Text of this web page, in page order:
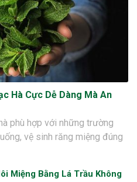
Hà Cực Dễ Dàng Mà An
phù hợp với những trường
vệ sinh răng miệng đúng
Miệng Bằng Lá Trầu Không